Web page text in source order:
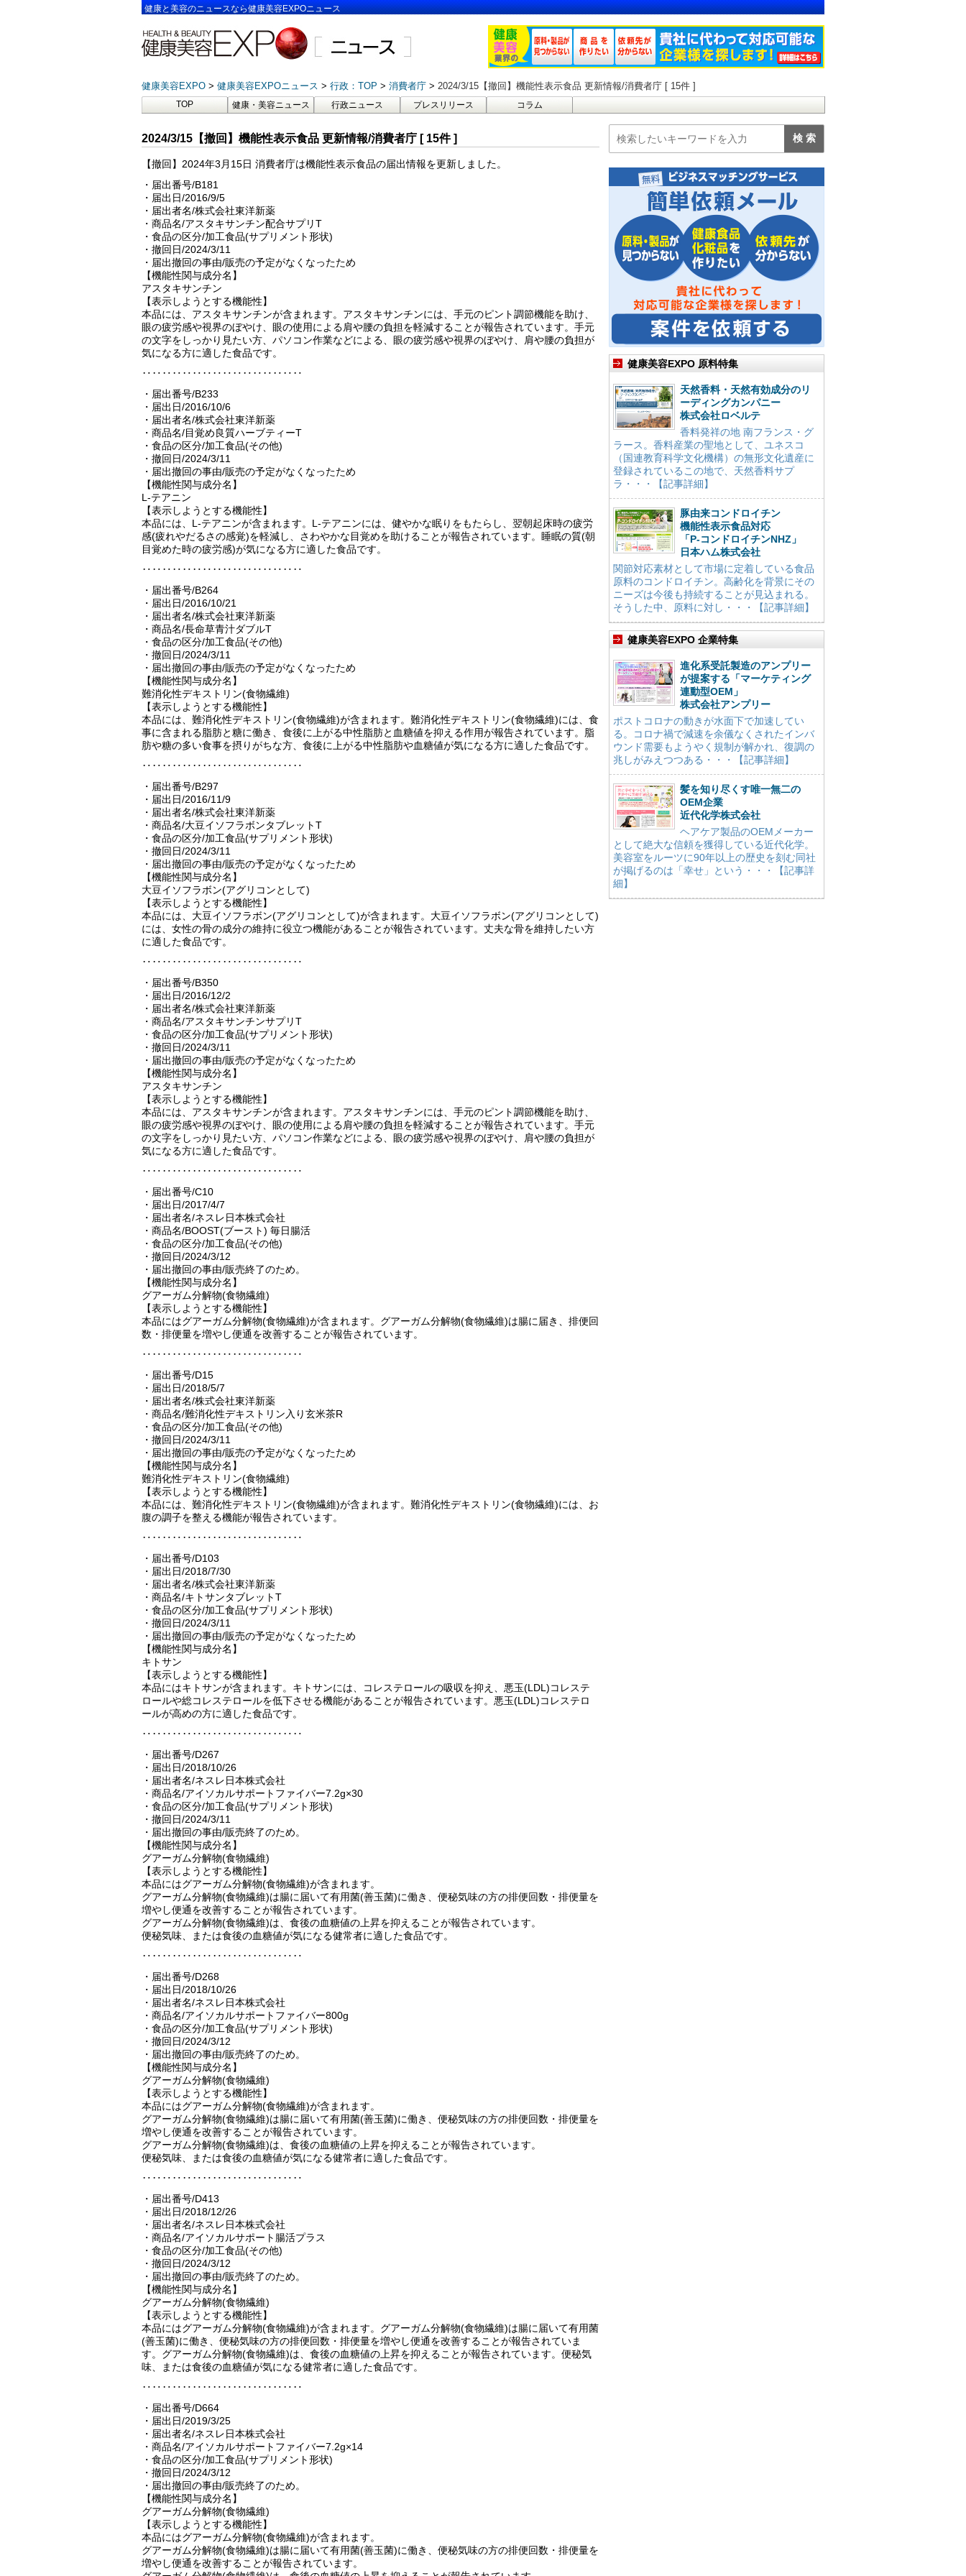
健康と美容のニュースなら健康美容EXPOニュース
健康美容EXPO 健康美容EXPOニュース 行政：TOP 消費者庁 2024/3/15【撤回】機能性表示食品 更新情報/消費者庁 [ 15件 ]
TOP 健康・美容ニュース 行政ニュース プレスリリース コラム
2024/3/15【撤回】機能性表示食品 更新情報/消費者庁 [ 15件 ]
【撤回】2024年3月15日 消費者庁は機能性表示食品の届出情報を更新しました。
・届出番号/B181
・届出日/2016/9/5
・届出者名/株式会社東洋新薬
・商品名/アスタキサンチン配合サプリT
・食品の区分/加工食品(サプリメント形状)
・撤回日/2024/3/11
・届出撤回の事由/販売の予定がなくなったため
【機能性関与成分名】
アスタキサンチン
【表示しようとする機能性】
本品には、アスタキサンチンが含まれます。アスタキサンチンには、手元のピント調節機能を助け、
眼の疲労感や視界のぼやけ、眼の使用による肩や腰の負担を軽減することが報告されています。手元
の文字をしっかり見たい方、パソコン作業などによる、眼の疲労感や視界のぼやけ、肩や腰の負担が
気になる方に適した食品です。
‥‥‥‥‥‥‥‥‥‥‥‥‥‥‥‥
・届出番号/B233
・届出日/2016/10/6
・届出者名/株式会社東洋新薬
・商品名/目覚め良質ハーブティーT
・食品の区分/加工食品(その他)
・撤回日/2024/3/11
・届出撤回の事由/販売の予定がなくなったため
【機能性関与成分名】
L-テアニン
【表示しようとする機能性】
本品には、L-テアニンが含まれます。L-テアニンには、健やかな眠りをもたらし、翌朝起床時の疲労
感(疲れやだるさの感覚)を軽減し、さわやかな目覚めを助けることが報告されています。睡眠の質(朝
目覚めた時の疲労感)が気になる方に適した食品です。
‥‥‥‥‥‥‥‥‥‥‥‥‥‥‥‥
・届出番号/B264
・届出日/2016/10/21
・届出者名/株式会社東洋新薬
・商品名/長命草青汁ダブルT
・食品の区分/加工食品(その他)
・撤回日/2024/3/11
・届出撤回の事由/販売の予定がなくなったため
【機能性関与成分名】
難消化性デキストリン(食物繊維)
【表示しようとする機能性】
本品には、難消化性デキストリン(食物繊維)が含まれます。難消化性デキストリン(食物繊維)には、食
事に含まれる脂肪と糖に働き、食後に上がる中性脂肪と血糖値を抑える作用が報告されています。脂
肪や糖の多い食事を摂りがちな方、食後に上がる中性脂肪や血糖値が気になる方に適した食品です。
‥‥‥‥‥‥‥‥‥‥‥‥‥‥‥‥
・届出番号/B297
・届出日/2016/11/9
・届出者名/株式会社東洋新薬
・商品名/大豆イソフラボンタブレットT
・食品の区分/加工食品(サプリメント形状)
・撤回日/2024/3/11
・届出撤回の事由/販売の予定がなくなったため
【機能性関与成分名】
大豆イソフラボン(アグリコンとして)
【表示しようとする機能性】
本品には、大豆イソフラボン(アグリコンとして)が含まれます。大豆イソフラボン(アグリコンとして)
には、女性の骨の成分の維持に役立つ機能があることが報告されています。丈夫な骨を維持したい方
に適した食品です。
‥‥‥‥‥‥‥‥‥‥‥‥‥‥‥‥
・届出番号/B350
・届出日/2016/12/2
・届出者名/株式会社東洋新薬
・商品名/アスタキサンチンサプリT
・食品の区分/加工食品(サプリメント形状)
・撤回日/2024/3/11
・届出撤回の事由/販売の予定がなくなったため
【機能性関与成分名】
アスタキサンチン
【表示しようとする機能性】
本品には、アスタキサンチンが含まれます。アスタキサンチンには、手元のピント調節機能を助け、
眼の疲労感や視界のぼやけ、眼の使用による肩や腰の負担を軽減することが報告されています。手元
の文字をしっかり見たい方、パソコン作業などによる、眼の疲労感や視界のぼやけ、肩や腰の負担が
気になる方に適した食品です。
‥‥‥‥‥‥‥‥‥‥‥‥‥‥‥‥
・届出番号/C10
・届出日/2017/4/7
・届出者名/ネスレ日本株式会社
・商品名/BOOST(ブースト) 毎日腸活
・食品の区分/加工食品(その他)
・撤回日/2024/3/12
・届出撤回の事由/販売終了のため。
【機能性関与成分名】
グアーガム分解物(食物繊維)
【表示しようとする機能性】
本品にはグアーガム分解物(食物繊維)が含まれます。グアーガム分解物(食物繊維)は腸に届き、排便回
数・排便量を増やし便通を改善することが報告されています。
‥‥‥‥‥‥‥‥‥‥‥‥‥‥‥‥
・届出番号/D15
・届出日/2018/5/7
・届出者名/株式会社東洋新薬
・商品名/難消化性デキストリン入り玄米茶R
・食品の区分/加工食品(その他)
・撤回日/2024/3/11
・届出撤回の事由/販売の予定がなくなったため
【機能性関与成分名】
難消化性デキストリン(食物繊維)
【表示しようとする機能性】
本品には、難消化性デキストリン(食物繊維)が含まれます。難消化性デキストリン(食物繊維)には、お
腹の調子を整える機能が報告されています。
‥‥‥‥‥‥‥‥‥‥‥‥‥‥‥‥
・届出番号/D103
・届出日/2018/7/30
・届出者名/株式会社東洋新薬
・商品名/キトサンタブレットT
・食品の区分/加工食品(サプリメント形状)
・撤回日/2024/3/11
・届出撤回の事由/販売の予定がなくなったため
【機能性関与成分名】
キトサン
【表示しようとする機能性】
本品にはキトサンが含まれます。キトサンには、コレステロールの吸収を抑え、悪玉(LDL)コレステ
ロールや総コレステロールを低下させる機能があることが報告されています。悪玉(LDL)コレステロ
ールが高めの方に適した食品です。
‥‥‥‥‥‥‥‥‥‥‥‥‥‥‥‥
・届出番号/D267
・届出日/2018/10/26
・届出者名/ネスレ日本株式会社
・商品名/アイソカルサポートファイバー7.2g×30
・食品の区分/加工食品(サプリメント形状)
・撤回日/2024/3/11
・届出撤回の事由/販売終了のため。
【機能性関与成分名】
グアーガム分解物(食物繊維)
【表示しようとする機能性】
本品にはグアーガム分解物(食物繊維)が含まれます。
グアーガム分解物(食物繊維)は腸に届いて有用菌(善玉菌)に働き、便秘気味の方の排便回数・排便量を
増やし便通を改善することが報告されています。
グアーガム分解物(食物繊維)は、食後の血糖値の上昇を抑えることが報告されています。
便秘気味、または食後の血糖値が気になる健常者に適した食品です。
‥‥‥‥‥‥‥‥‥‥‥‥‥‥‥‥
・届出番号/D268
・届出日/2018/10/26
・届出者名/ネスレ日本株式会社
・商品名/アイソカルサポートファイバー800g
・食品の区分/加工食品(サプリメント形状)
・撤回日/2024/3/12
・届出撤回の事由/販売終了のため。
【機能性関与成分名】
グアーガム分解物(食物繊維)
【表示しようとする機能性】
本品にはグアーガム分解物(食物繊維)が含まれます。
グアーガム分解物(食物繊維)は腸に届いて有用菌(善玉菌)に働き、便秘気味の方の排便回数・排便量を
増やし便通を改善することが報告されています。
グアーガム分解物(食物繊維)は、食後の血糖値の上昇を抑えることが報告されています。
便秘気味、または食後の血糖値が気になる健常者に適した食品です。
‥‥‥‥‥‥‥‥‥‥‥‥‥‥‥‥
・届出番号/D413
・届出日/2018/12/26
・届出者名/ネスレ日本株式会社
・商品名/アイソカルサポート腸活プラス
・食品の区分/加工食品(その他)
・撤回日/2024/3/12
・届出撤回の事由/販売終了のため。
【機能性関与成分名】
グアーガム分解物(食物繊維)
【表示しようとする機能性】
本品にはグアーガム分解物(食物繊維)が含まれます。グアーガム分解物(食物繊維)は腸に届いて有用菌
(善玉菌)に働き、便秘気味の方の排便回数・排便量を増やし便通を改善することが報告されていま
す。グアーガム分解物(食物繊維)は、食後の血糖値の上昇を抑えることが報告されています。便秘気
味、または食後の血糖値が気になる健常者に適した食品です。
‥‥‥‥‥‥‥‥‥‥‥‥‥‥‥‥
・届出番号/D664
・届出日/2019/3/25
・届出者名/ネスレ日本株式会社
・商品名/アイソカルサポートファイバー7.2g×14
・食品の区分/加工食品(サプリメント形状)
・撤回日/2024/3/12
・届出撤回の事由/販売終了のため。
【機能性関与成分名】
グアーガム分解物(食物繊維)
【表示しようとする機能性】
本品にはグアーガム分解物(食物繊維)が含まれます。
グアーガム分解物(食物繊維)は腸に届いて有用菌(善玉菌)に働き、便秘気味の方の排便回数・排便量を
増やし便通を改善することが報告されています。
健康美容EXPO 原料特集
天然香料・天然有効成分のリ
ーディングカンパニー
株式会社ロベルテ
香料発祥の地 南フランス・グ
ラース。香料産業の聖地として、ユネスコ
（国連教育科学文化機構）の無形文化遺産に
登録されているこの地で、天然香料サプ
ラ・・・【記事詳細】
豚由来コンドロイチン
機能性表示食品対応
「P-コンドロイチンNHZ」
日本ハム株式会社
関節対応素材として市場に定着している食品
原料のコンドロイチン。高齢化を背景にその
ニーズは今後も持続することが見込まれる。
そうした中、原料に対し・・・【記事詳細】
健康美容EXPO 企業特集
進化系受託製造のアンプリー
が提案する「マーケティング
連動型OEM」
株式会社アンプリー
ポストコロナの動きが水面下で加速してい
る。コロナ禍で減速を余儀なくされたインバ
ウンド需要もようやく規制が解かれ、復調の
兆しがみえつつある・・・【記事詳細】
髪を知り尽くす唯一無二の
OEM企業
近代化学株式会社
ヘアケア製品のOEMメーカー
として絶大な信頼を獲得している近代化学。
美容室をルーツに90年以上の歴史を刻む同社
が掲げるのは「幸せ」という・・・【記事詳
細】